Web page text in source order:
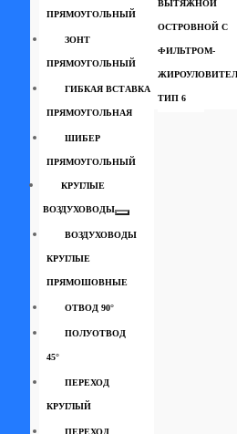
ПРЯМОУГОЛЬНЫЙ
ЗОНТ
ПРЯМОУГОЛЬНЫЙ
ГИБКАЯ ВСТАВКА
ПРЯМОУГОЛЬНАЯ
ШИБЕР
ПРЯМОУГОЛЬНЫЙ
КРУГЛЫЕ
ВОЗДУХОВОДЫ
ВОЗДУХОВОДЫ
КРУГЛЫЕ
ПРЯМОШОВНЫЕ
ОТВОД 90°
ПОЛУОТВОД
45°
ПЕРЕХОД
КРУГЛЫЙ
ПЕРЕХОД
ВЫТЯЖНОЙ
ОСТРОВНОЙ С
ФИЛЬТРОМ-
ТИП 6